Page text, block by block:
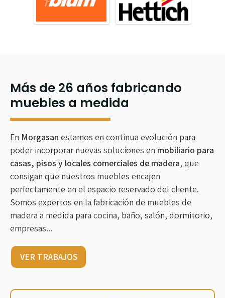
Más de 26 años fabricando
muebles a medida
En Morgasan estamos en continua evolución para
poder incorporar nuevas soluciones en mobiliario para
casas, pisos y locales comerciales de madera, que
consigan que nuestros muebles encajen
perfectamente en el espacio reservado del cliente.
Somos expertos en la fabricación de muebles de
madera a medida para cocina, baño, salón, dormitorio,
empresas...
VER TRABAJOS